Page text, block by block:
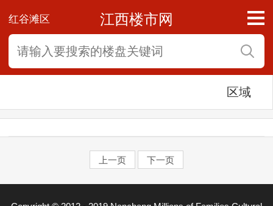
红谷滩区 江西楼市网
区域
上一页 下一页
东湖区